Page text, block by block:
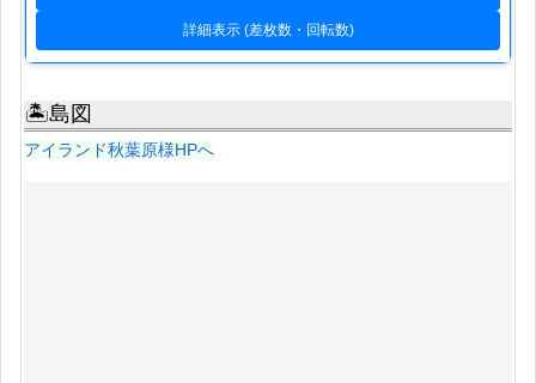
詳細表示 (差枚数・回転数)
🏝島図
アイランド秋葉原様HPへ